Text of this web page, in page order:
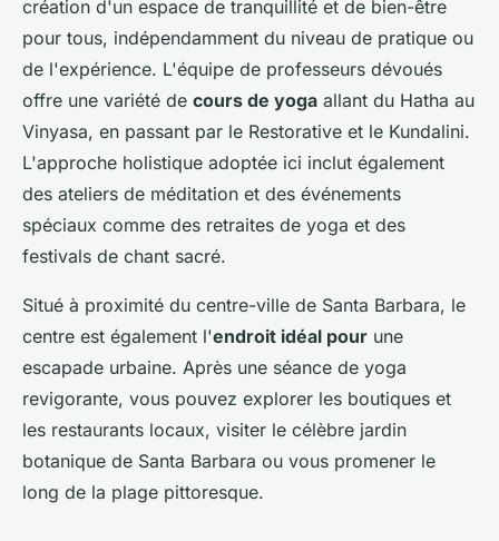
création d'un espace de tranquillité et de bien-être
pour tous, indépendamment du niveau de pratique ou
de l'expérience. L'équipe de professeurs dévoués
offre une variété de cours de yoga allant du Hatha au
Vinyasa, en passant par le Restorative et le Kundalini.
L'approche holistique adoptée ici inclut également
des ateliers de méditation et des événements
spéciaux comme des retraites de yoga et des
festivals de chant sacré.
Situé à proximité du centre-ville de Santa Barbara, le
centre est également l'endroit idéal pour une
escapade urbaine. Après une séance de yoga
revigorante, vous pouvez explorer les boutiques et
les restaurants locaux, visiter le célèbre jardin
botanique de Santa Barbara ou vous promener le
long de la plage pittoresque.